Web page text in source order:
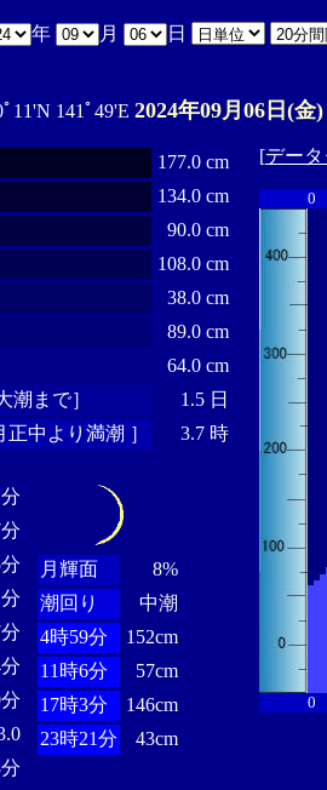
年 月 日
ﾟ11'N 141ﾟ49'E 2024年09月06日(金)
177.0 cm
134.0 cm
90.0 cm
108.0 cm
38.0 cm
89.0 cm
64.0 cm
潮まで］
1.5 日
中より満潮 ］
3.7 時
月輝面
8%
潮回り
中潮
4時59分
152cm
11時6分
57cm
17時3分
146cm
23時21分
43cm
[デー
0
0